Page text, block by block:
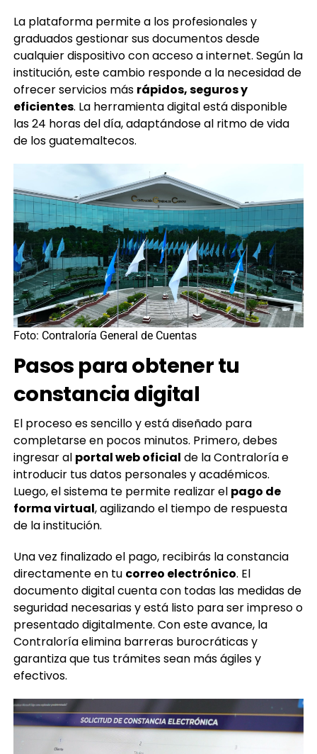
La plataforma permite a los profesionales y
graduados gestionar sus documentos desde
cualquier dispositivo con acceso a internet. Según la
institución, este cambio responde a la necesidad de
ofrecer servicios más rápidos, seguros y
eficientes. La herramienta digital está disponible
las 24 horas del día, adaptándose al ritmo de vida
de los guatemaltecos.
Foto: Contraloría General de Cuentas
Pasos para obtener tu
constancia digital
El proceso es sencillo y está diseñado para
completarse en pocos minutos. Primero, debes
ingresar al portal web oficial de la Contraloría e
introducir tus datos personales y académicos.
Luego, el sistema te permite realizar el pago de
forma virtual, agilizando el tiempo de respuesta
de la institución.
Una vez finalizado el pago, recibirás la constancia
directamente en tu correo electrónico. El
documento digital cuenta con todas las medidas de
seguridad necesarias y está listo para ser impreso o
presentado digitalmente. Con este avance, la
Contraloría elimina barreras burocráticas y
garantiza que tus trámites sean más ágiles y
efectivos.